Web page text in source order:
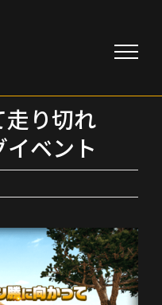
走り切れ
ベント